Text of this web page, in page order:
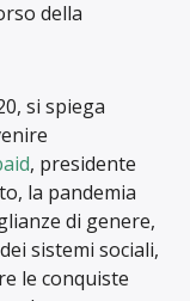
della
si spiega
, presidente
la pandemia
di genere,
sistemi sociali,
le conquiste